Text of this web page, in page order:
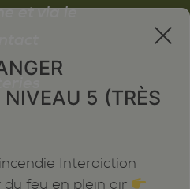
et via le
x
NIVEAU 5 (TRÈS
Interdiction
feu en plein air